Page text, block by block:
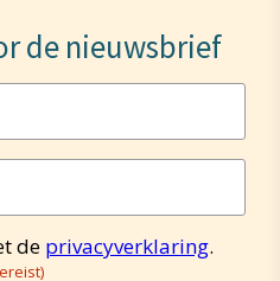
de nieuwsbrief
de privacyverklaring.